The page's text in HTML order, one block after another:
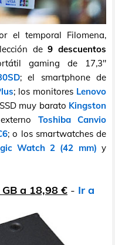
el temporal Filomena,
de9 descuentos
gaming de 17,3"
; el smartphone de
; los monitores Lenovo
muy barato Kingston
Toshiba Canvio
; o los smartwatches de
Watch 2 (42 mm) y
a 18,98 € - Ir a